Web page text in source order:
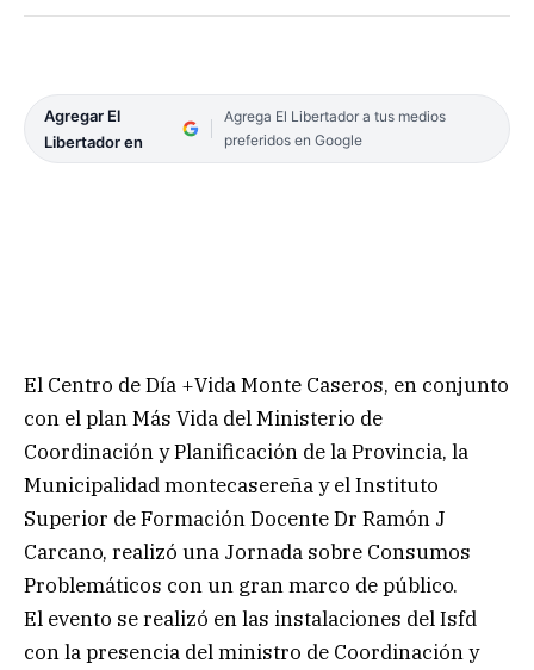
Agregar El
Libertador en
Agrega El Libertador a tus medios
preferidos en Google
El Centro de Día +Vida Monte Caseros, en conjunto
con el plan Más Vida del Ministerio de
Coordinación y Planificación de la Provincia, la
Municipalidad montecasereña y el Instituto
Superior de Formación Docente Dr Ramón J
Carcano, realizó una Jornada sobre Consumos
Problemáticos con un gran marco de público.
El evento se realizó en las instalaciones del Isfd
con la presencia del ministro de Coordinación y